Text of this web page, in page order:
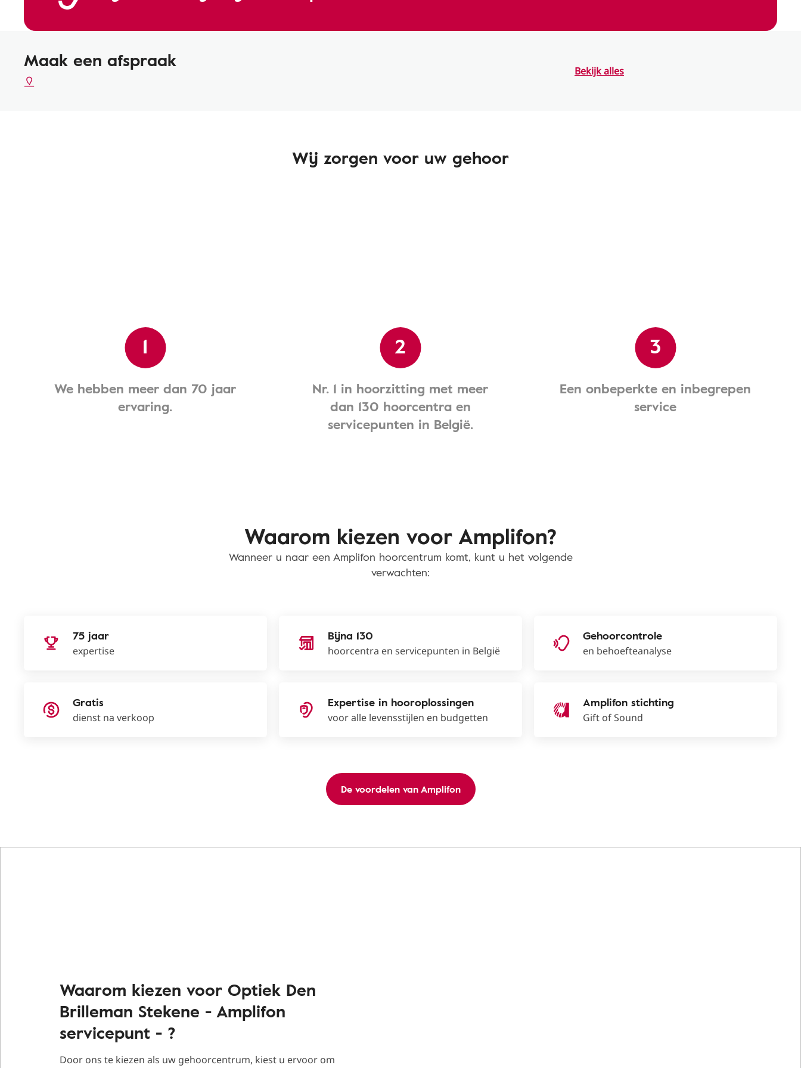
Maak een afspraak Bekijk alles
Wij zorgen voor uw gehoor
1
We hebben meer dan 70 jaar
ervaring.
2
Nr. 1 in hoorzitting met meer
dan 130 hoorcentra en
servicepunten in België.
3
Een onbeperkte en inbegrepen
service
Waarom kiezen voor Amplifon?
Wanneer u naar een Amplifon hoorcentrum komt, kunt u het volgende
verwachten:
75 jaar
expertise
Bijna 130
hoorcentra en servicepunten in België
Gehoorcontrole
en behoefteanalyse
Gratis
dienst na verkoop
Expertise in hooroplossingen
voor alle levensstijlen en budgetten
Amplifon stichting
Gift of Sound
De voordelen van Amplifon
Waarom kiezen voor Optiek Den
Brilleman Stekene - Amplifon
servicepunt - ?
Door ons te kiezen als uw gehoorcentrum, kiest u ervoor om